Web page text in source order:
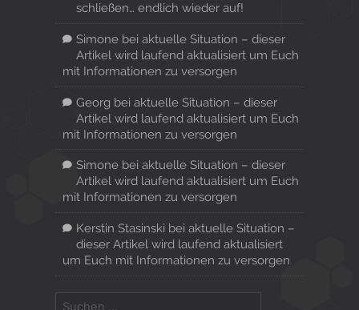
schließen… endlich wieder auf!
Simonebei aktuelle Situation – dieser
Artikel wird laufend aktualisiert um Euch
mit Informationen zu versorgen
Georg bei aktuelle Situation – dieser
Artikel wird laufend aktualisiert um Euch
mit Informationen zu versorgen
Simonebei aktuelle Situation – dieser
Artikel wird laufend aktualisiert um Euch
mit Informationen zu versorgen
Kerstin Stasinski bei aktuelle Situation –
dieser Artikel wird laufend aktualisiert
um Euch mit Informationen zu versorgen